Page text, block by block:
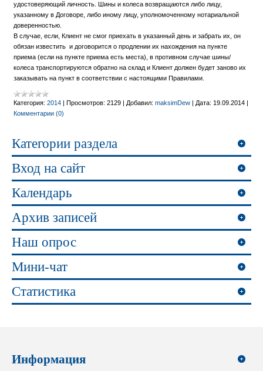
удостоверяющий личность. Шины и колеса возвращаются либо лицу,
указанному в Договоре, либо иному лицу, уполномоченному нотариальной
доверенностью.
В случае, если, Клиент не смог приехать в указанный день и забрать их, он
обязан известить и договорится о продлении их нахождения на пункте
приема (если на пункте приема есть места), в противном случае шины/
колеса транспортируются обратно на склад и Клиент должен будет заново их
заказывать на пункт в соответствии с настоящими Правилами.
Категория: 2014 | Просмотров: 2129 | Добавил: maksimDew | Дата: 19.09.2014 |
Комментарии (0)
Категории раздела
Вход на сайт
Календарь
Архив записей
Наш опрос
Мини-чат
Статистика
Информация